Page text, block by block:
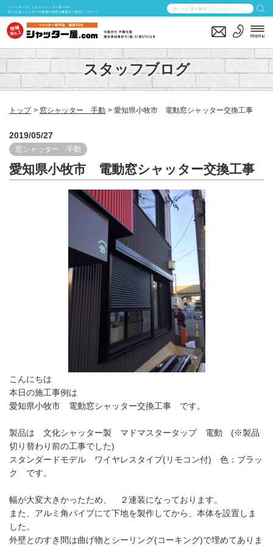
シャッターのことならシャッター屋.com
気になるシャッターの価格や商品の種類はご相談ください！
スタッフブログ
トップ 窓シャッター 手動 愛知県小牧市 電動窓シャッター交換工事
2019/05/27
窓シャッター 手動
愛知県小牧市 電動窓シャッター交換工事
こんにちは
本日の施工事例は
愛知県小牧市 電動窓シャッター交換工事 です。
製品は 文化シャッター製 マドマスタータップ 電動 (※製品
切り替わり前の工事でした)
スタンダードモデル ワイヤレスタイプ(リモコン付) 色：ブラッ
ク です。
幅が大変大きかったため、 ２連装になっております。
また、アルミ角パイプにて下地を製作してから、本体を設置しま
した。
外壁とのすき間は曲げ物とシーリング(コーキング)で埋めてありま